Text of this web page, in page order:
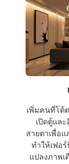
เพิ่มคนที่โต้
เปิดตู้แล
สายตาเพื่อ
ทำให้เฟอ
แปลงภาพเ